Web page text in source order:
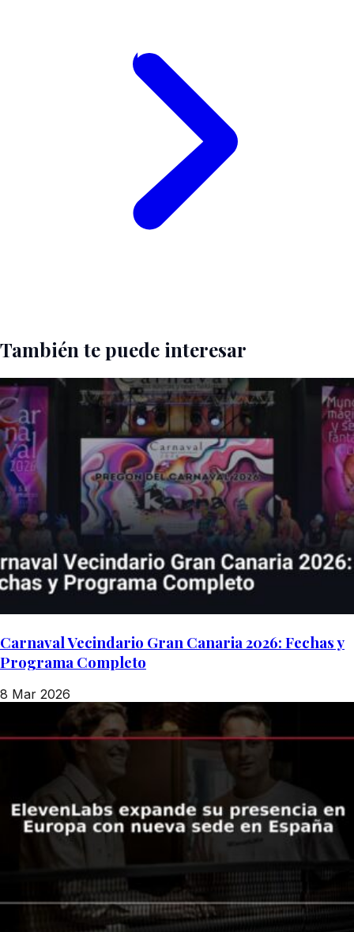
También te puede interesar
Carnaval Vecindario Gran Canaria 2026: Fechas y
Programa Completo
8 Mar 2026